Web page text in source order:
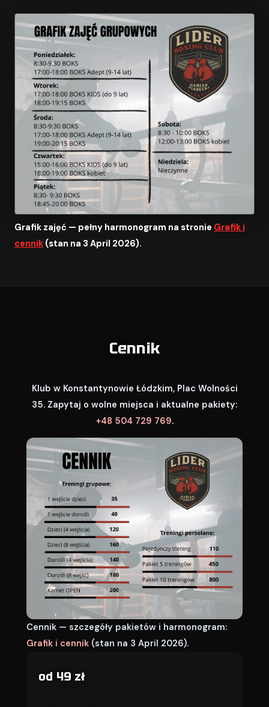
Grafik zajęć — pełny harmonogram na stronie Grafik i
cennik (stan na 3 April 2026).
Cennik
Klub w Konstantynowie Łódzkim, Plac Wolności
35. Zapytaj o wolne miejsca i aktualne pakiety:
+48 504 729 769.
Cennik — szczegóły pakietów i harmonogram:
Grafik i cennik (stan na 3 April 2026).
od 49 zł